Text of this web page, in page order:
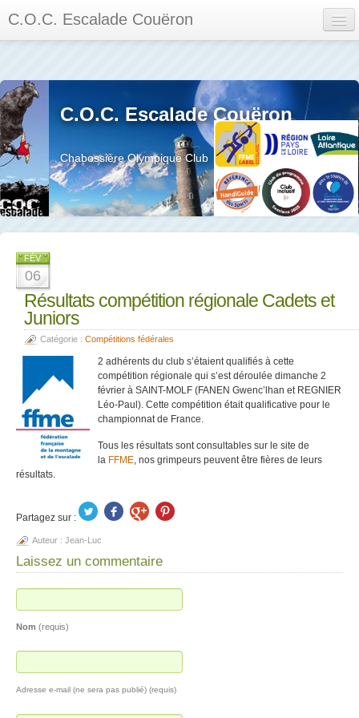
C.O.C. Escalade Couëron
Calendrier des événements et des compétitions
Les membres
Les séances
Privée
La salle et le mur
C.O.C. Escalade Couëron
Chabossière Olympique Club
FÉV
06
Résultats compétition régionale Cadets et
Juniors
Catégorie : Compétitions fédérales
2 adhérents du club s’étaient qualifiés à cette
compétition régionale qui s’est déroulée dimanche 2
février à SAINT-MOLF (FANEN Gwenc’lhan et REGNIER
Léo-Paul). Cette compétition était qualificative pour le
championnat de France.
Tous les résultats sont consultables sur le site de
la FFME, nos grimpeurs peuvent être fières de leurs
résultats.
Partagez sur :
Auteur : Jean-Luc
Laissez un commentaire
Nom (requis)
Adresse e-mail (ne sera pas publié) (requis)